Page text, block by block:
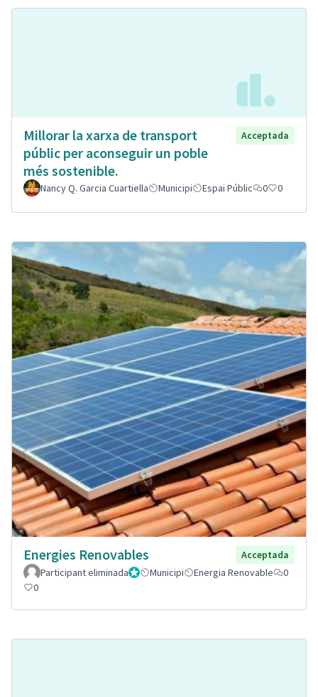
Millorar la xarxa de transport
públic per aconseguir un poble
més sostenible.
Acceptada
Nancy Q. Garcia Cuartiella Municipi Espai Públic 0 0
Energies Renovables
Acceptada
Participant eliminadaAdministrador
Municipi Energia Renovable
0
0